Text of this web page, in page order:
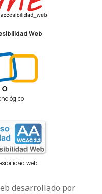
Web
web
desarrollado por